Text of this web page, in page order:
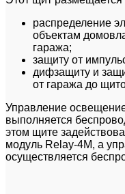
распределение
объектам
гаража;
защиту от
дифзащиту и
от гаража до
Управление
выполняется
этом щите
модуль Relay-4M, а
осуществляется